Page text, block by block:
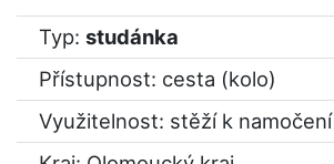
Typ: studánka
Přístupnost: cesta (kolo)
Využitelnost: stěží k